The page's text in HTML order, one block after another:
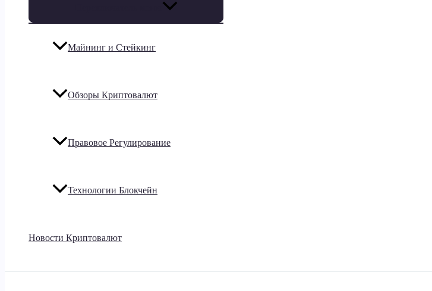
Майнинг и Стейкинг
Обзоры Криптовалют
Правовое Регулирование
Технологии Блокчейн
Новости Криптовалют